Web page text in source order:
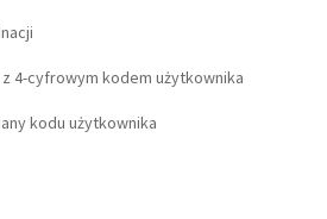
4-cyfrowym kodem użytkownika
kodu użytkownika